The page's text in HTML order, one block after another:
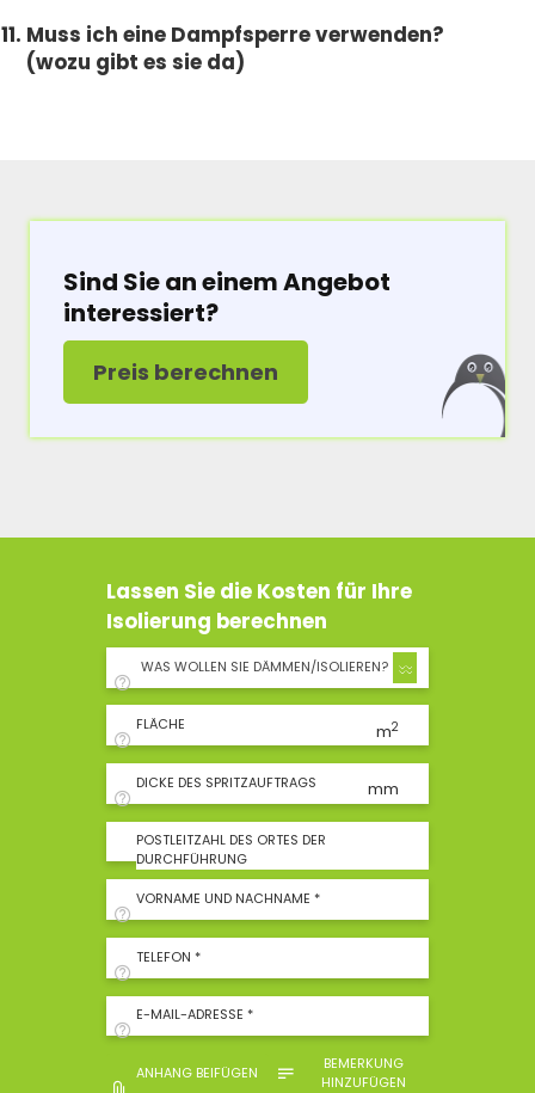
Muss ich eine Dampfsperre verwenden?
(wozu gibt es sie da)
Sind Sie an einem Angebot
interessiert?
Preis berechnen
Lassen Sie die Kosten für Ihre
Isolierung berechnen
WAS WOLLEN SIE DÄMMEN/ISOLIEREN?
FLÄCHE m2
DICKE DES SPRITZAUFTRAGS mm
POSTLEITZAHL DES ORTES DER
DURCHFÜHRUNG
VORNAME UND NACHNAME *
TELEFON *
E-MAIL-ADRESSE *
ANHANG BEIFÜGEN
BEMERKUNG
HINZUFÜGEN